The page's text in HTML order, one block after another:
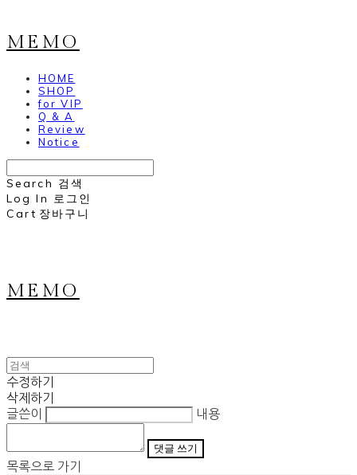
MEMO
HOME
SHOP
for VIP
Q & A
Review
Notice
Search 검색
Log In 로그인
Cart 장바구니
MEMO
수정하기
삭제하기
글쓴이
내용
댓글 쓰기
목록으로 가기